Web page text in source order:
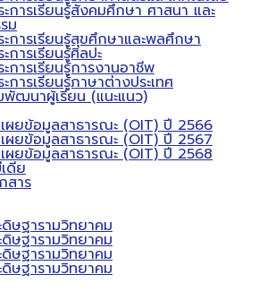
การเรียนรู้สังคมศึกษา ศาสนา และ
ม
การเรียนรู้สุขศึกษาและพลศึกษา
การเรียนรู้ศิลปะ
การเรียนรู้การงานอาชีพ
การเรียนรู้ภาษาต่างประเทศ
พัฒนาผู้เรียน (แนะแนว)
ผยข้อมูลสาธารณะ (OIT) ปี 2566
ผยข้อมูลสาธารณะ (OIT) ปี 2567
ผยข้อมูลสาธารณะ (OIT) ปี 2568
ดีย
สาร